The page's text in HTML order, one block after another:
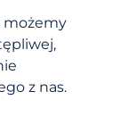
możemy
z nas.